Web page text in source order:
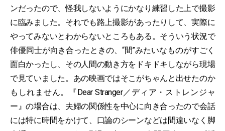
ンだったので、怪我しないようにかなり練習した上で撮影
に臨みました。それでも路上撮影があったりして、実際に
やってみないとわからないところもある。そういう状況で
俳優同士が向き合ったときの、“間”みたいなものがすごく
面白かったし、その人間の動き方をドキドキしながら現場
で見ていました。あの映画ではそこがちゃんと出せたのか
もしれません。『Dear Stranger／ディア・ストレンジャ
ー』の場合は、夫婦の関係性を中心に向き合ったので会話
には特に時間をかけて、口論のシーンなどは間違いなく脚